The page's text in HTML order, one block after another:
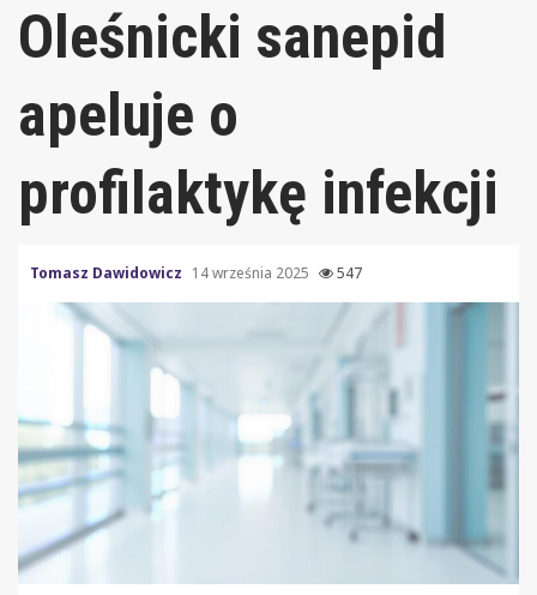
Oleśnicki sanepid
apeluje o
profilaktykę infekcji
Tomasz Dawidowicz 14 września 2025 547